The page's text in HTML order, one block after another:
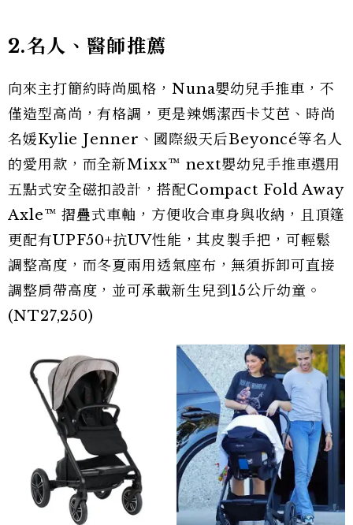
2.名人、醫師推薦
向來主打簡約時尚風格，Nuna嬰幼兒手推車，不
僅造型高尚，有格調，更是辣媽潔西卡艾芭、時尚
名媛Kylie Jenner、國際級天后Beyoncé等名人
的愛用款，而全新Mixx™ next嬰幼兒手推車選用
五點式安全磁扣設計，搭配Compact Fold Away
Axle™ 摺疊式車軸，方便收合車身與收納，且頂篷
更配有UPF50+抗UV性能，其皮製手把，可輕鬆
調整高度，而冬夏兩用透氣座布，無須拆卸可直接
調整肩帶高度，並可承載新生兒到15公斤幼童。
(NT27,250)